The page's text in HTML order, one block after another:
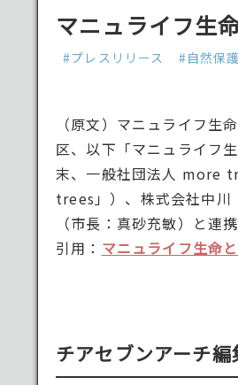
マニュライフ生
#プレスリリース #自然保護
（原文）マニュライフ生
区、以下「マニュライフ
末、一般社団法人 more
trees」）、株式会社中川
（市長：真砂充敏）と連
引用： マニュライフ生命
チアセブンアーチ